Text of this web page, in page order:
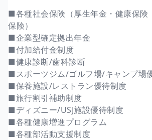
■各種社会保険（厚生年金・健康保険
保険）
■企業型確定拠出年金
■付加給付金制度
■健康診断/歯科診断
■スポーツジム/ゴルフ場/キャンプ場
■保養施設/レストラン優待制度
■旅行割引補助制度
■ディズニー/USJ施設優待制度
■各種健康増進プログラム
■各種部活動支援制度